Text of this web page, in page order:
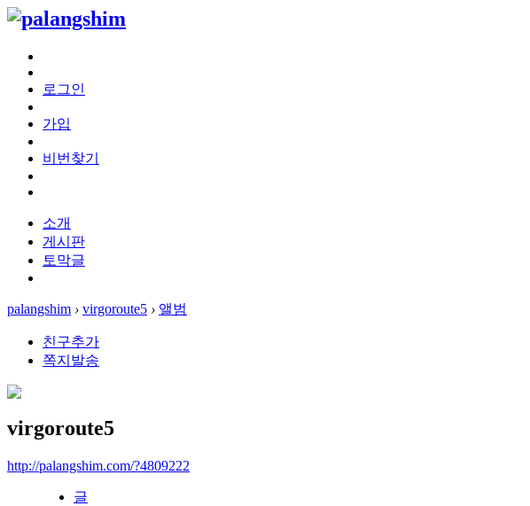
로그인
가입
비번찾기
소개
게시판
토막글
palangshim › virgoroute5 › 앨범
친구추가
쪽지발송
virgoroute5
http://palangshim.com/?4809222
글